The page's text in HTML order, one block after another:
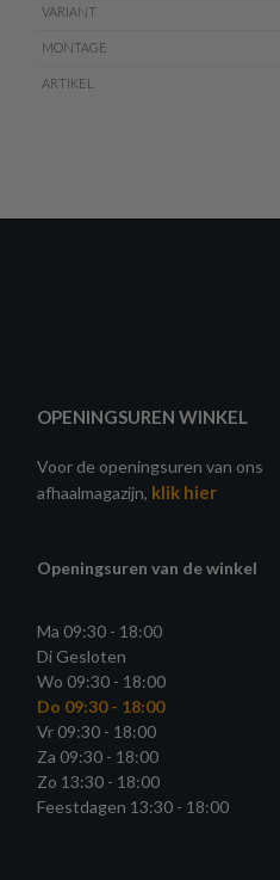
VARIANT
MONTAGE
ARTIKEL
OPENINGSUREN WINKEL
Voor de openingsuren van ons
afhaalmagazijn, klik hier
Openingsuren van de winkel
Ma 09:30 - 18:00
Di Gesloten
Wo 09:30 - 18:00
Do 09:30 - 18:00
Vr 09:30 - 18:00
Za 09:30 - 18:00
Zo 13:30 - 18:00
Feestdagen 13:30 - 18:00